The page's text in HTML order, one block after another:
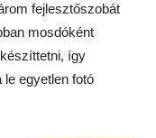
fejlesztőszobát
mosdóként
így
egyetlen fotó